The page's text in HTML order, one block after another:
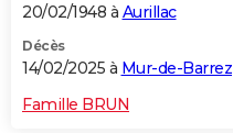
20/02/1948 à Aurillac
Décès
14/02/2025 à Mur-de-Barrez
Famille BRUN